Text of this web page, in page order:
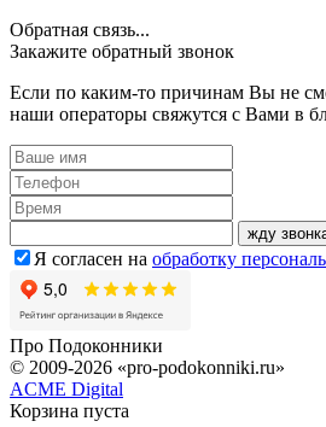
Обратная связь...
Закажите обратный звонок
Если по каким-то причинам Вы не
наши операторы свяжутся с Вами в
жду
Я согласен на обработку
Про Подоконники
© 2009-2026 «pro-podokonniki.ru»
ACME Digital
Корзина пуста